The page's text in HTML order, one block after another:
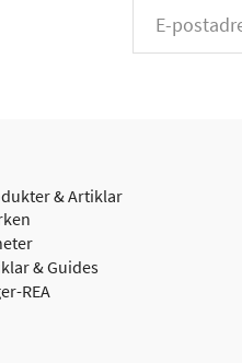
& Artiklar
& Guides
REA